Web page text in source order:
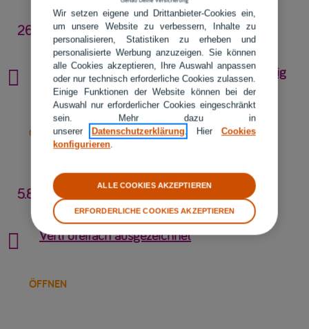
26.8.2025

Camping-Boom: Wohnmobil im Urlaub richtig
absichern
ÖFFNEN
5.8.2025
 Verti dreifach ausgezeichnet
ÖFFNEN
Wir setzen eigene und Drittanbieter-Cookies ein,
um unsere Website zu verbessern, Inhalte zu
personalisieren, Statistiken zu erheben und
personalisierte Werbung anzuzeigen. Sie können
alle Cookies akzeptieren, Ihre Auswahl anpassen
oder nur technisch erforderliche Cookies zulassen.
Einige Funktionen der Website können bei der
Auswahl nur erforderlicher Cookies eingeschränkt
sein. Mehr dazu in
unserer
Datenschutzerklärung. Hier Cookies
konfigurieren.
ERFORDERLICHE COOKIES AKZEPTIEREN
ALLE COOKIES AKZEPTIEREN